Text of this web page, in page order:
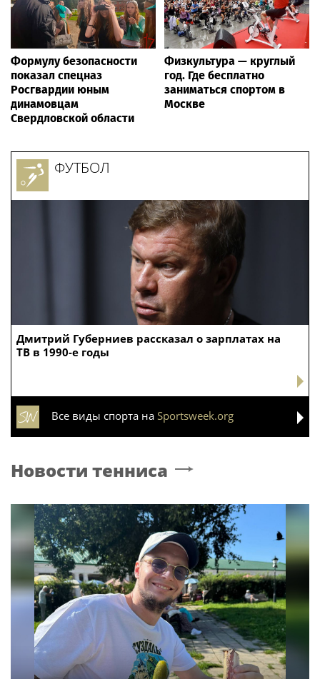
Формулу безопасности
показал спецназ
Росгвардии юным
динамовцам
Свердловской области
Физкультура — круглый
год. Где бесплатно
заниматься спортом в
Москве
Дмитрий Губерниев рассказал о зарплатах на
ТВ в 1990-е годы
ФУТБОЛ
Все виды спорта на Sportsweek.org
Новости тенниса